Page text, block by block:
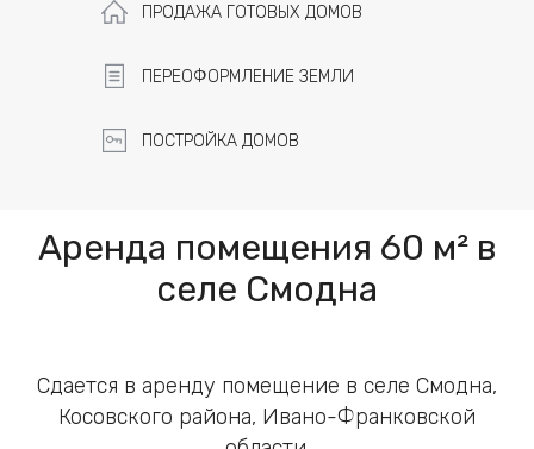
ПРОДАЖА ГОТОВЫХ ДОМОВ
ПЕРЕОФОРМЛЕНИЕ ЗЕМЛИ
ПОСТРОЙКА ДОМОВ
Аренда помещения 60 м² в
селе Смодна
Сдается в аренду помещение в селе Смодна,
Косовского района, Ивано-Франковской